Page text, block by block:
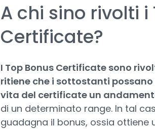
A chi sino rivolti i
Certificate?
I Top Bonus Certificate sono
ritiene che i sottostanti
vita del certificate un
di un determinato range. In tal
guadagna il bonus, ossia ottiene